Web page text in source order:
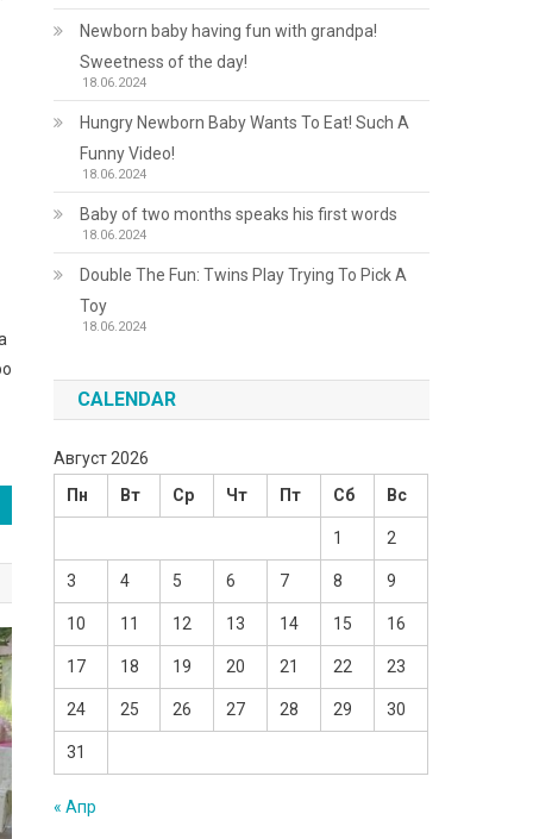
Newborn baby having fun with grandpa!
Sweetness of the day!
18.06.2024
Hungry Newborn Baby Wants To Eat! Such A
Funny Video!
18.06.2024
Baby of two months speaks his first words
18.06.2024
Double The Fun: Twins Play Trying To Pick A
Toy
18.06.2024
CALENDAR
Август 2026
Пн
Вт Ср Чт Пт Сб Вс
1 2
3 4 5 6 7 8 9
10 11 12 13 14 15 16
17 18 19 20 21 22 23
24 25 26 27 28 29 30
31
« Апр